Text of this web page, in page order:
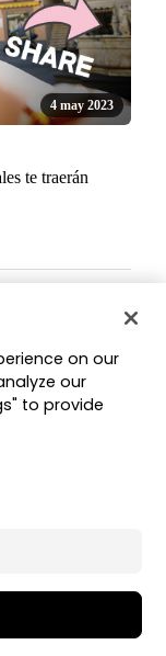
4 may 2023
te traerán
on our
our
to provide